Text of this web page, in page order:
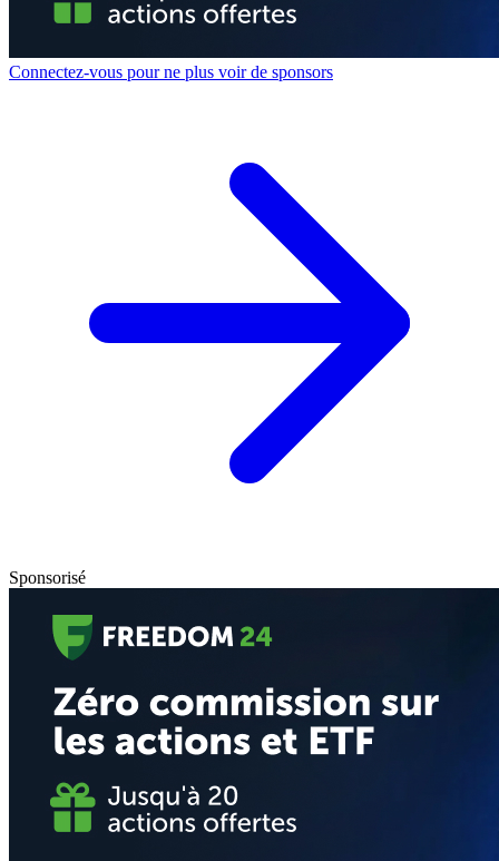
Connectez-vous pour ne plus voir de sponsors
Sponsorisé